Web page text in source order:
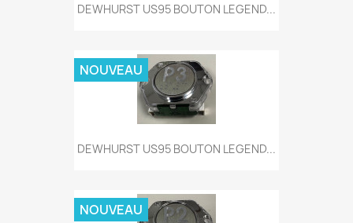
DEWHURST US95 BOUTON LEGEND...
DEWHURST US95 BOUTON LEGEND...
NOUVEAU
NOUVEAU